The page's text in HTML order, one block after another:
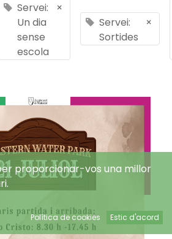
Servei:
Un dia
sense
escola
×
Servei:
Sortides
×
proporcionar-vos una millor
Política de cookies Estic d'acord